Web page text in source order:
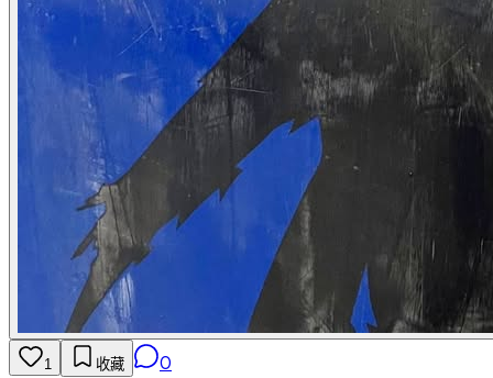
1 收藏 0